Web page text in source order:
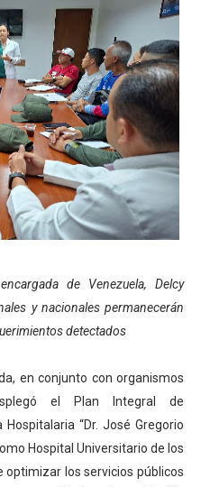
en la transformación del
sobre gaita de tambora
sus avances en visita
celebra Semana
el desarrollo
aspirantes al curso de
comunal en El Vigía con
de bacheo en el sector La
taller vacacional de
la Semana Mundial de la
Ríe 2026" brinda
de Venezuela, Delcy
y nacionales permanecerán
detectados
en conjunto con organismos
el Plan Integral de
“Dr. José Gregorio
Hospital Universitario de los
optimizar los servicios públicos